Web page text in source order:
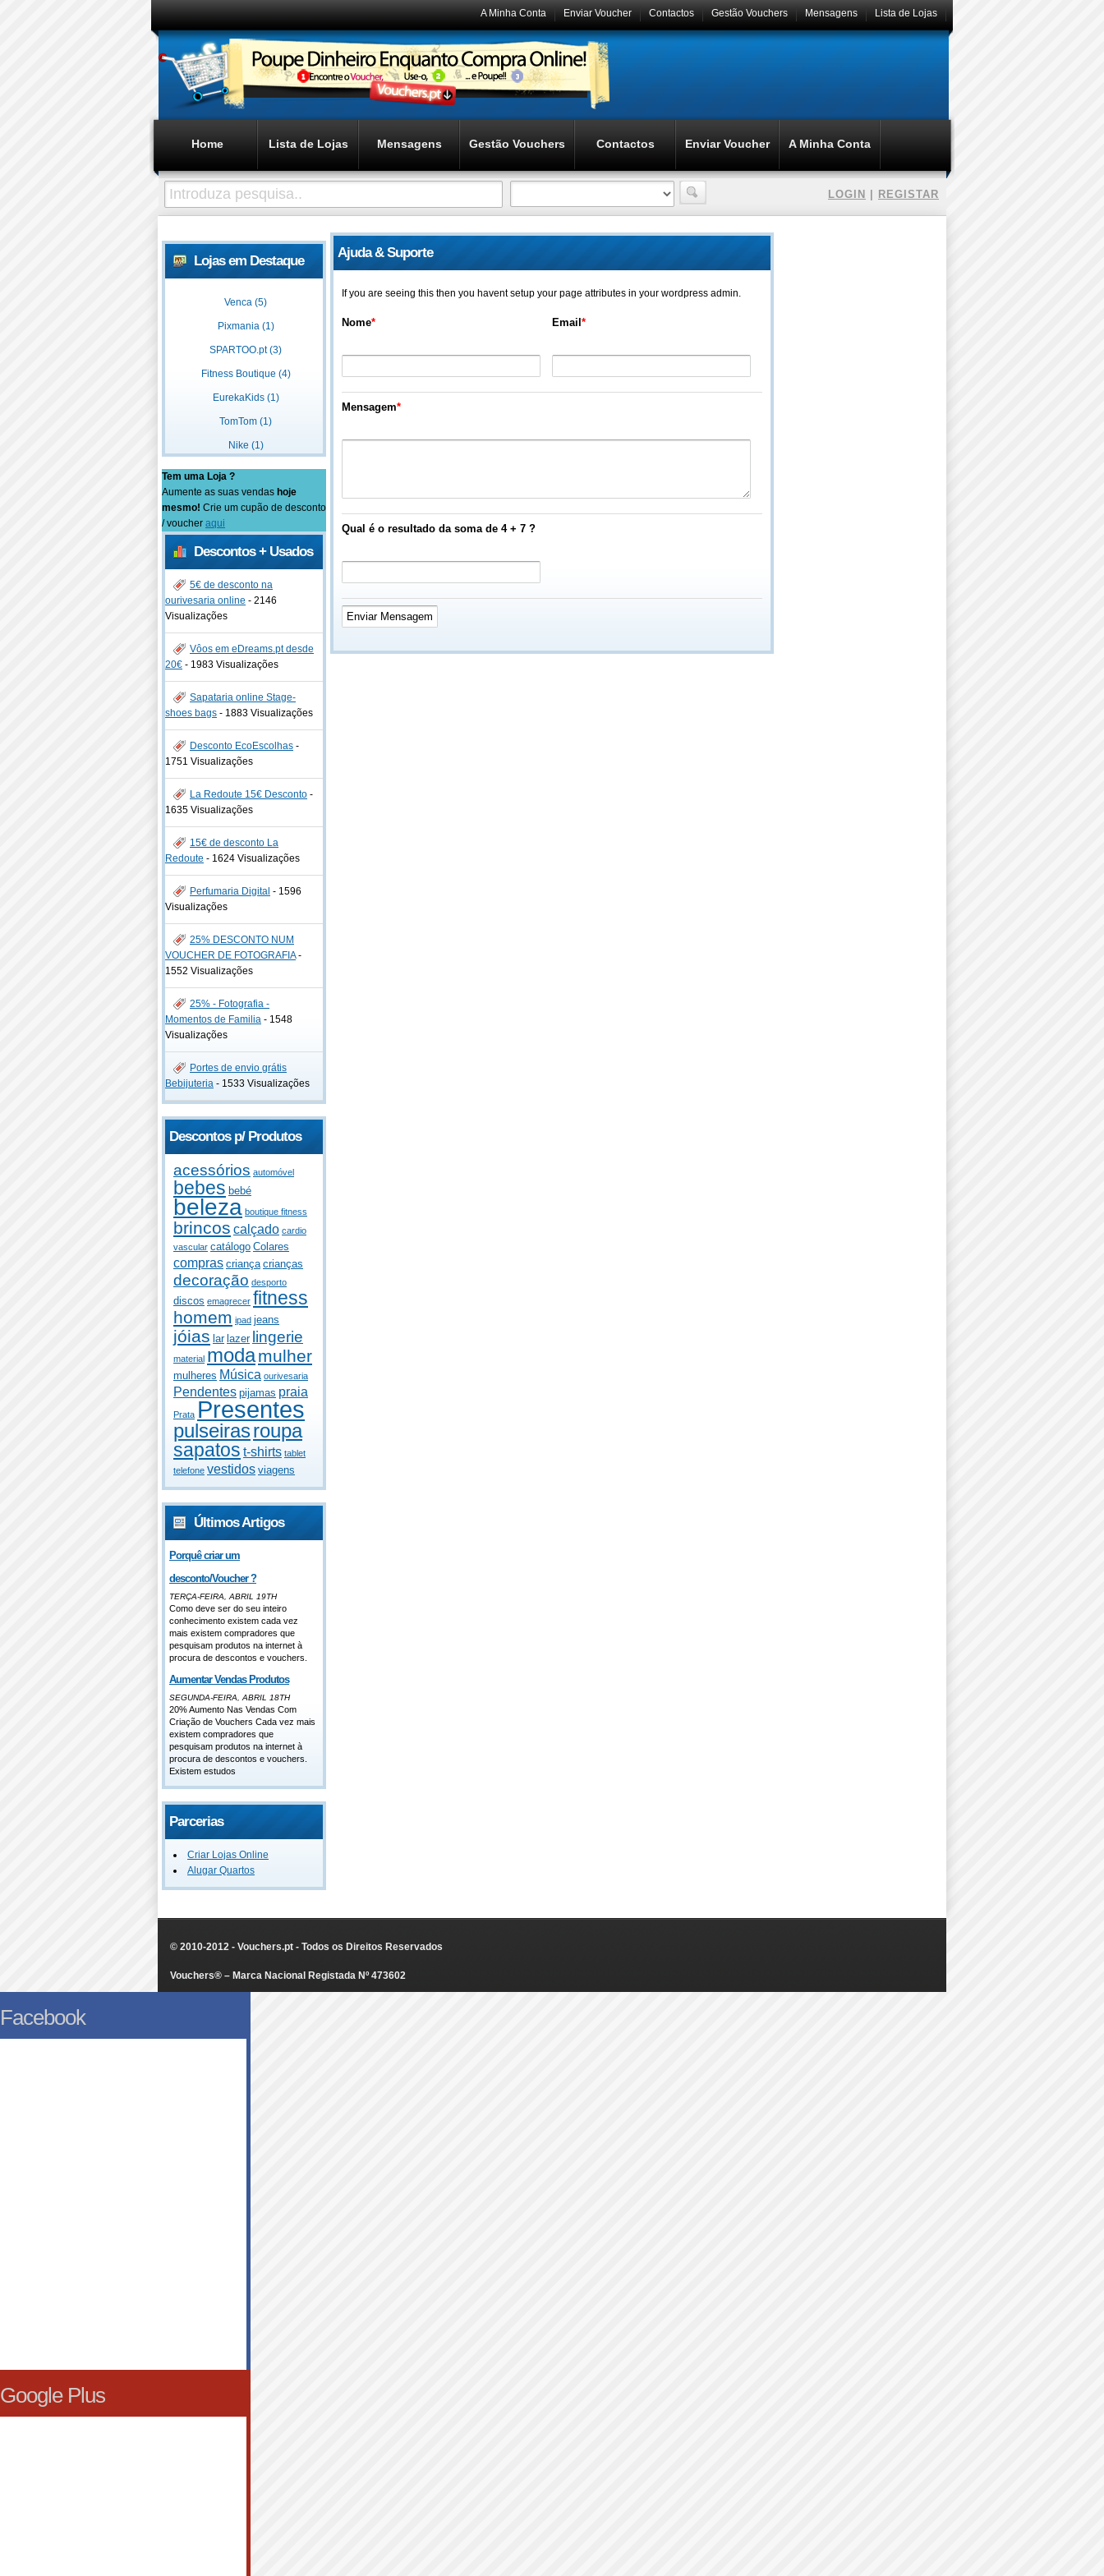
Lista de Lojas
Mensagens
Gestão Vouchers
Contactos
Enviar Voucher
A Minha Conta
Home Lista de Lojas Mensagens Gestão Vouchers Contactos Enviar Voucher A Minha Conta
LOGIN REGISTAR
Lojas em Destaque
Venca (5)
Pixmania (1)
SPARTOO.pt (3)
Fitness Boutique (4)
EurekaKids (1)
TomTom (1)
Nike (1)
Tem uma Loja ?
Aumente as suas vendas hoje
mesmo! Crie um cupão de desconto
/ voucher aqui
Descontos + Usados
5€ de desconto na
ourivesaria online - 2146
Visualizações
Vôos em eDreams.pt desde
20€ - 1983 Visualizações
Sapataria online Stage-
shoes bags - 1883 Visualizações
Desconto EcoEscolhas -
1751 Visualizações
La Redoute 15€ Desconto -
1635 Visualizações
15€ de desconto La
Redoute - 1624 Visualizações
Perfumaria Digital - 1596
Visualizações
25% DESCONTO NUM
VOUCHER DE FOTOGRAFIA-
1552 Visualizações
25% - Fotografia -
Momentos de Familia - 1548
Visualizações
Portes de envio grátis
Bebijuteria - 1533 Visualizações
Descontos p/ Produtos
acessórios automóvel
bebes bebé
beleza boutique fitness
brincos calçado cardio
vascular catálogo Colares
compras criança crianças
decoração desporto
discos emagrecer fitness
homem ipad jeans
jóias lar lazer lingerie
material modamulher
mulheres Música ourivesaria
Pendentes pijamas praia
Prata Presentes
pulseirasroupa
sapatos t-shirts tablet
telefone vestidos viagens
Últimos Artigos
Porquê criar um
desconto/Voucher ?
TERÇA-FEIRA, ABRIL 19TH
Como deve ser do seu inteiro
conhecimento existem cada vez
mais existem compradores que
pesquisam produtos na internet à
procura de descontos e vouchers.
Aumentar Vendas Produtos
SEGUNDA-FEIRA, ABRIL 18TH
20% Aumento Nas Vendas Com
Criação de Vouchers Cada vez mais
existem compradores que
pesquisam produtos na internet à
procura de descontos e vouchers.
Existem estudos
Parcerias
Criar Lojas Online
Alugar Quartos
Ajuda & Suporte
If you are seeing this then you havent setup your page attributes in your wordpress admin.
Nome* Email *
Mensagem*
Qual é o resultado da soma de 4 + 7 ?
© 2010-2012 - Vouchers.pt - Todos os Direitos Reservados
Vouchers® – Marca Nacional Registada Nº 473602
Facebook
Google Plus